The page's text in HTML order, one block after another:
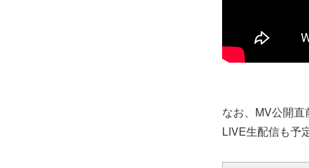
なお、MV公開
LIVE生配信も予